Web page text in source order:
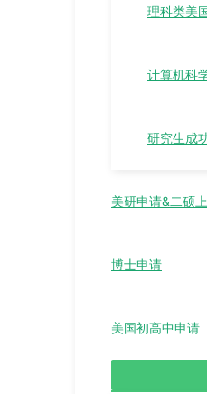
理科类美
计算机科
研究生成
美研申请&二硕
博士申请
美国初高中申请